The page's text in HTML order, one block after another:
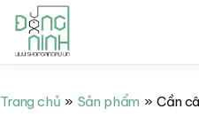
tới
Trang chủ Sản phẩm Cần